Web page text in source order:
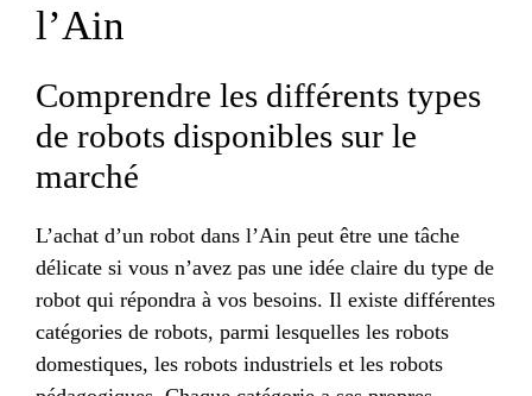
l’Ain
Comprendre les différents types
de robots disponibles sur le
marché
L’achat d’un robot dans l’Ain peut être une tâche
délicate si vous n’avez pas une idée claire du type de
robot qui répondra à vos besoins. Il existe différentes
catégories de robots, parmi lesquelles les robots
domestiques, les robots industriels et les robots